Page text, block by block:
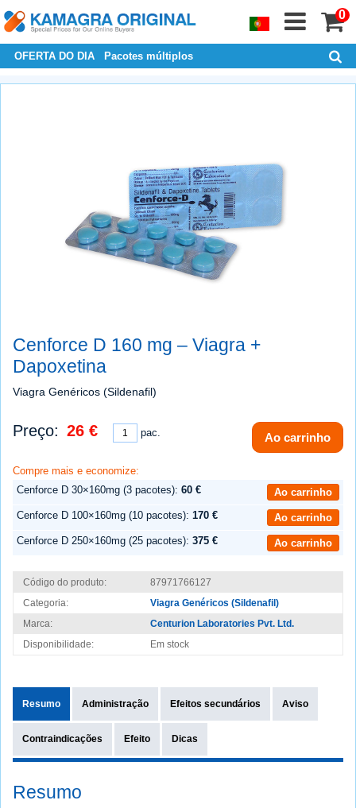
0
OFERTA DO DIA Pacotes múltiplos
Cenforce D 160 mg – Viagra +
Dapoxetina
Viagra Genéricos (Sildenafil)
Preço: 26 € pac. Ao carrinho
Compre mais e economize:
Cenforce D 30×160mg (3 pacotes): 60 €
Ao carrinho
Cenforce D 100×160mg (10 pacotes): 170 €
Ao carrinho
Cenforce D 250×160mg (25 pacotes): 375 € Ao carrinho
Código do produto:
87971766127
Categoria:
Viagra Genéricos (Sildenafil)
Marca:
Centurion Laboratories Pvt. Ltd.
Disponibilidade:
Em stock
Resumo Administração Efeitos secundários Aviso
Contraindicações Efeito Dicas
Resumo